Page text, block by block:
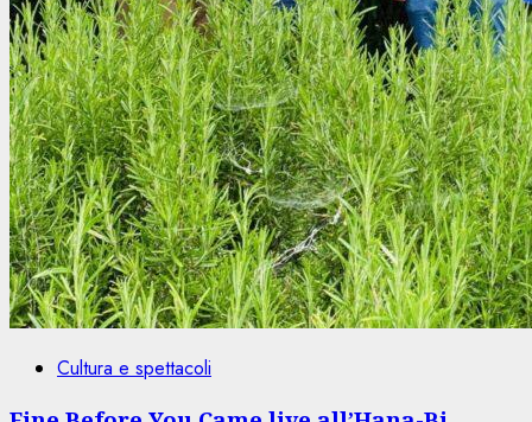
Cultura e spettacoli